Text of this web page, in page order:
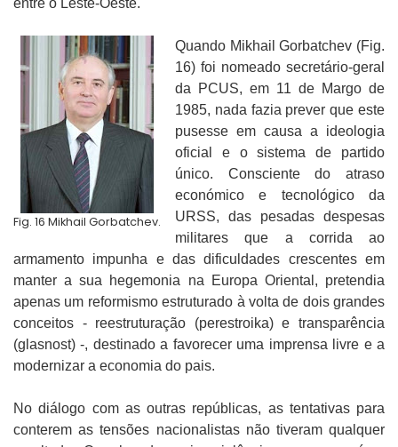
entre o Leste-Oeste.
Fig. 16 Mikhail Gorbatchev.
Quando Mikhail Gorbatchev (Fig.
16) foi nomeado secretário-geral
da PCUS, em 11 de Margo de
1985, nada fazia prever que este
pusesse em causa a ideologia
oficial e o sistema de partido
único. Consciente do atraso
económico e tecnológico da
URSS, das pesadas despesas
militares que a corrida ao
armamento impunha e das dificuldades crescentes em
manter a sua hegemonia na Europa Oriental, pretendia
apenas um reformismo estruturado à volta de dois grandes
conceitos - reestruturação (perestroika) e transparência
(glasnost) -, destinado a favorecer uma imprensa livre e a
modernizar a economia do pais.
No diálogo com as outras repúblicas, as tentativas para
conterem as tensões nacionalistas não tiveram qualquer